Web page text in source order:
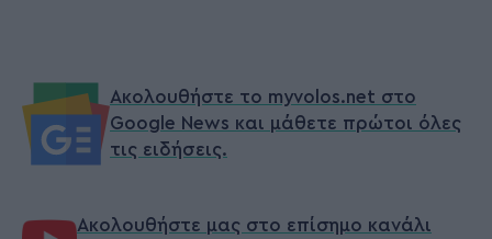
Ακολουθήστε το myvolos.net στο
Google News και μάθετε πρώτοι όλες
τις ειδήσεις.
Ακολουθήστε μας στο επίσημο κανάλι